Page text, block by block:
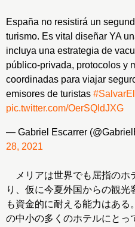
España no resistirá un
turismo. Es vital diseñar YA
incluya una estrategia de
público-privada, protocolos y
coordinadas para viajar
emisores de turistas
pic.twitter.com/OerSQldJXG
— Gabriel Escarrer
28, 2021
メリアは世界でも屈指のホ
り、仮に今夏外国からの観光
も資金的に耐える能力はある
の中小の多くのホテルにとっ